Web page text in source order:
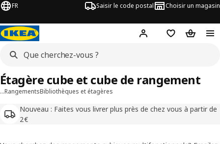
FR Saisir le code postal Choisir un magasin
Mon compteFavorisPanier
…RangementsBibliothèques et étagères
Nouveau : Faites vous livrer plus près de chez vous à partir de
2€
Étagère cube et cube de rangement